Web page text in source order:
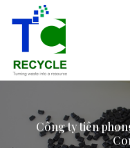
Công ty tiên